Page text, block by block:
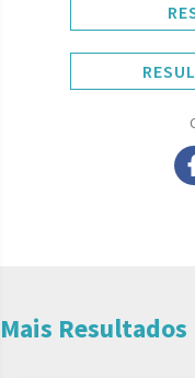
Mais Resultados